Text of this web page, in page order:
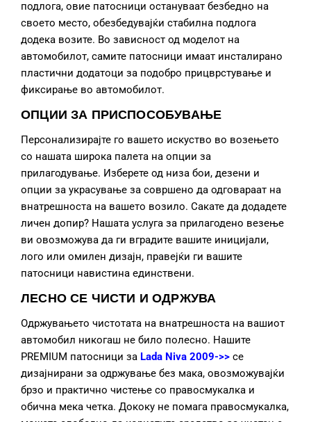
подлога, овие патосници остануваат безбедно на
своето место, обезбедувајќи стабилна подлога
додека возите. Во зависност од моделот на
автомобилот, самите патосници имаат инсталирано
пластични додатоци за подобро прицврстување и
фиксирање во автомобилот.
ОПЦИИ ЗА ПРИСПОСОБУВАЊЕ
Персонализирајте го вашето искуство во возењето
со нашата широка палета на опции за
прилагодување. Изберете од низа бои, дезени и
опции за украсување за совршено да одговараат на
внатрешноста на вашето возило. Сакате да додадете
личен допир? Нашата услуга за прилагодено везење
ви овозможува да ги вградите вашите иницијали,
лого или омилен дизајн, правејќи ги вашите
патосници навистина единствени.
ЛЕСНО СЕ ЧИСТИ И ОДРЖУВА
Одржувањето чистотата на внатрешноста на вашиот
автомобил никогаш не било полесно. Нашите
PREMIUM патосници за Lada Niva 2009->> се
дизајнирани за одржување без мака, овозможувајќи
брзо и практично чистење со правосмукалка и
обична мека четка. Дококу не помага правосмукалка,